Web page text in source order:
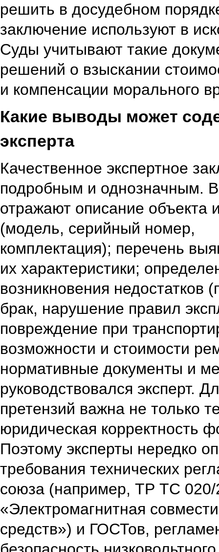
решить в досудебном
заключение используют в
Суды учитывают такие
решений о взыскании
и компенсации морального
Какие выводы может
эксперта
Качественное экспертное
подробным и однозначным.
отражают описание объекта
(модель, серийный номер,
комплектация); перечень
их характеристики;
возникновения недостатков
брак, нарушение правил
повреждение при
возможности и стоимости
нормативные документы и
руководствовался эксперт.
претензий важна не только
юридическая корректность
Поэтому эксперты нередко
требования технических
союза (например, ТР ТС 020/
«Электромагнитная
средств») и ГОСТов,